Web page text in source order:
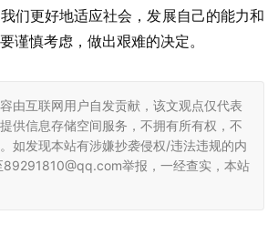
们更好地适应社会，发展自己的能力和
谨慎考虑，做出艰难的决定。
由互联网用户自发贡献，该文观点仅代表
供信息存储空间服务，不拥有所有权，不
如发现本站有涉嫌抄袭侵权/违法违规的内
89291810@qq.com举报，一经查实，本站